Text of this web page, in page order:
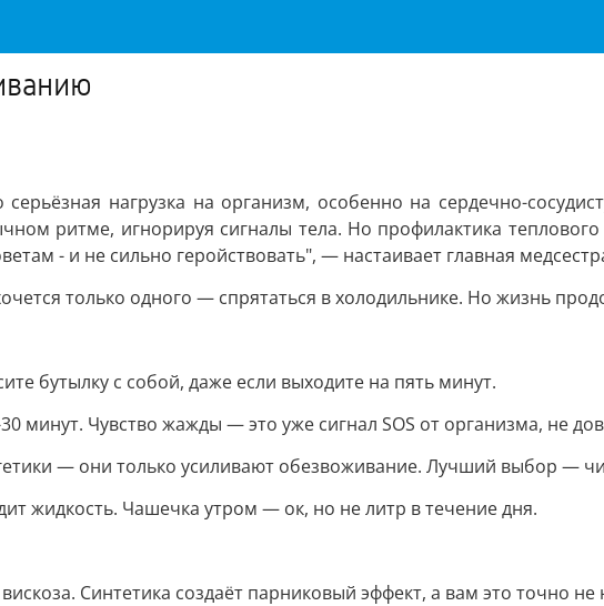
нагрузка на организм, особенно на сердечно-
ритме, игнорируя сигналы тела. Но профилактика
- и не сильно геройствовать", — настаивает главная
только одного — спрятаться в холодильнике. Но жизнь
бутылку с собой, даже если выходите на пять минут.
минут. Чувство жажды — это уже сигнал SOS от организма, не
— они только усиливают обезвоживание. Лучший выбор —
жидкость. Чашечка утром — ок, но не литр в течение дня.
Синтетика создаёт парниковый эффект, а вам это точно не